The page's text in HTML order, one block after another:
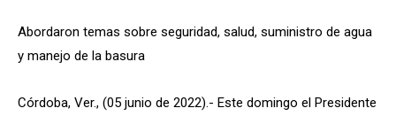
Abordaron temas sobre seguridad, salud, suministro de agua
y manejo de la basura
Córdoba, Ver., (05 junio de 2022).- Este domingo el Presidente